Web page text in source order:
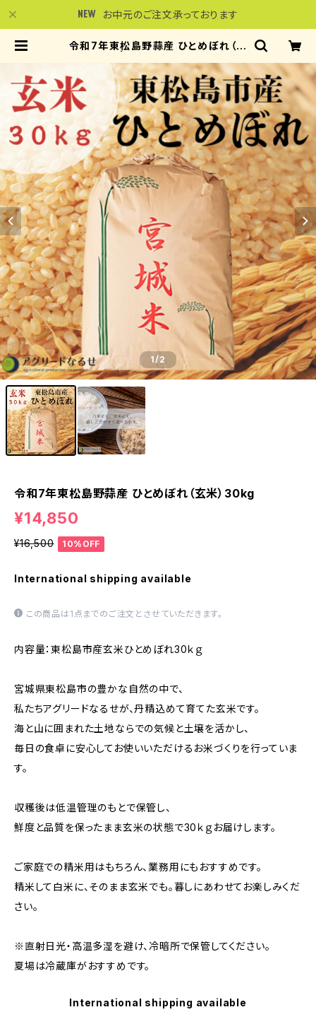
お中元のご注文承っております
令和7年東松島野蒜産 ひとめぼれ（玄
CO
1/2
令和7年東松島野蒜産 ひとめぼれ（玄米）30kg
¥14,850
¥16,500 10%OFF
International shipping available
この商品は1点までのご注文とさせていただきます。
内容量：東松島市産玄米ひとめぼれ30ｋｇ
宮城県東松島市の豊かな自然の中で、
私たちアグリードなるせが、丹精込めて育てた玄米です。
海と山に囲まれた土地ならでの気候と土壌を活かし、
毎日の食卓に安心してお使いいただけるお米づくりを行っていま
す。
収穫後は低温管理のもとで保管し、
鮮度と品質を保ったまま玄米の状態で30ｋｇお届けします。
ご家庭での精米用はもちろん、業務用にもおすすめです。
精米して白米に、そのまま玄米でも。暮しにあわせてお楽しみくだ
さい。
※直射日光・高温多湿を避け、冷暗所で保管してください。
夏場は冷蔵庫がおすすめです。
International shipping available